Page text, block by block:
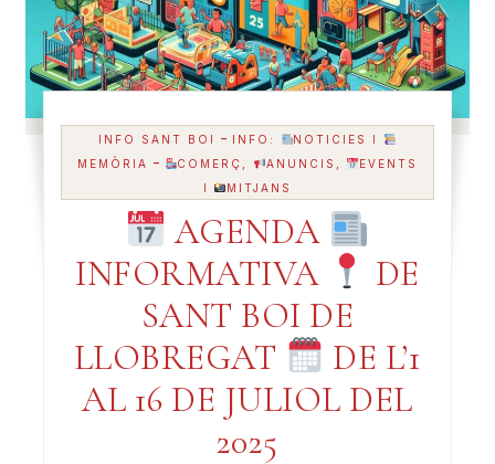
INFO SANT BOI - INFO:
NOTICIES I
MEMÒRIA - COMERÇ, ANUNCIS,
EVENTS
I
MITJANS
AGENDA
INFORMATIVA
DE
SANT BOI DE
LLOBREGAT
DE L’1
AL 16 DE JULIOL DEL
2025